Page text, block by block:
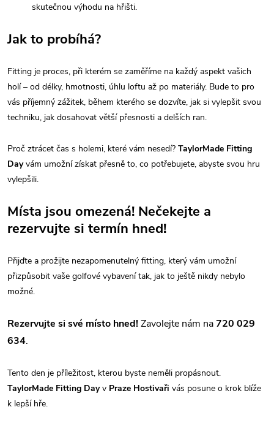
skutečnou výhodu na hřišti.
Jak to probíhá?
Fitting je proces, při kterém se zaměříme na každý aspekt vašich
holí – od délky, hmotnosti, úhlu loftu až po materiály. Bude to pro
vás příjemný zážitek, během kterého se dozvíte, jak si vylepšit svou
techniku, jak dosahovat větší přesnosti a delších ran.
Proč ztrácet čas s holemi, které vám nesedí? TaylorMade Fitting
Dayvám umožní získat přesně to, co potřebujete, abyste svou hru
vylepšili.
Místa jsou omezená! Nečekejte a
rezervujte si termín hned!
Přijďte a prožijte nezapomenutelný fitting, který vám umožní
přizpůsobit vaše golfové vybavení tak, jak to ještě nikdy nebylo
možné.
Rezervujte si své místo hned!Zavolejte nám na720 029
634.
Tento den je příležitost, kterou byste neměli propásnout.
TaylorMade Fitting Dayv Praze Hostivaři vás posune o krok blíže
k lepší hře.